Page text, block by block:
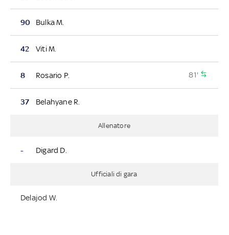
90 Bulka M.
42 Viti M.
8 Rosario P. 81'
37 Belahyane R.
Allenatore
- Digard D.
Ufficiali di gara
Delajod W.